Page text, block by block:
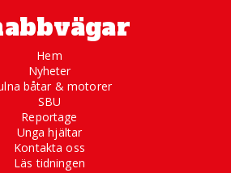
Hem
Nyheter
båtar & motorer
SBU
Reportage
Unga hjältar
Kontakta oss
Läs tidningen